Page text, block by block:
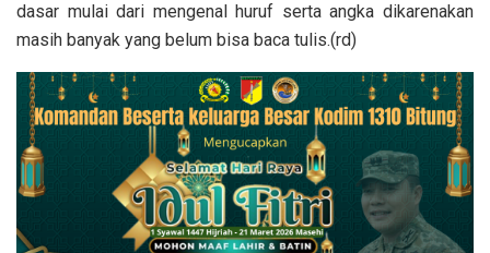
dasar mulai dari mengenal huruf serta angka dikarenakan
masih banyak yang belum bisa baca tulis.(rd)